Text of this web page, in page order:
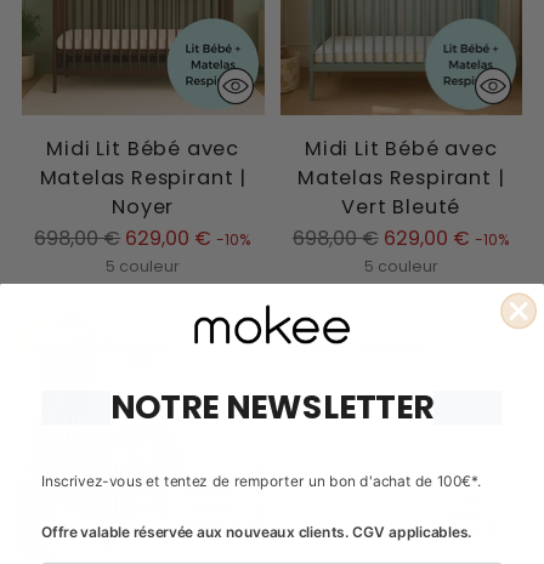
Midi Lit Bébé avec
Matelas Respirant |
Noyer
Prix
698,00 € 629,00 € -10%
5 couleur
Midi Lit Bébé avec
Matelas Respirant |
Vert Bleuté
Prix
698,00 € 629,00 € -10%
5 couleur
Promo
NOTRE NEWSLETTER
Inscrivez-vous et tentez de remporter un bon d'achat de 100€*.
Offre valable réservée aux nouveaux clients. CGV applicables.